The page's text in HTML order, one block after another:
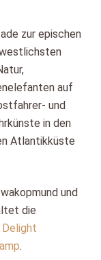
zur epischen
auf
und
in den
Atlantikküste
und
die
Delight
.